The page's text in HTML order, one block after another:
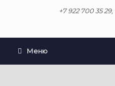
+7 922 700 35
Меню